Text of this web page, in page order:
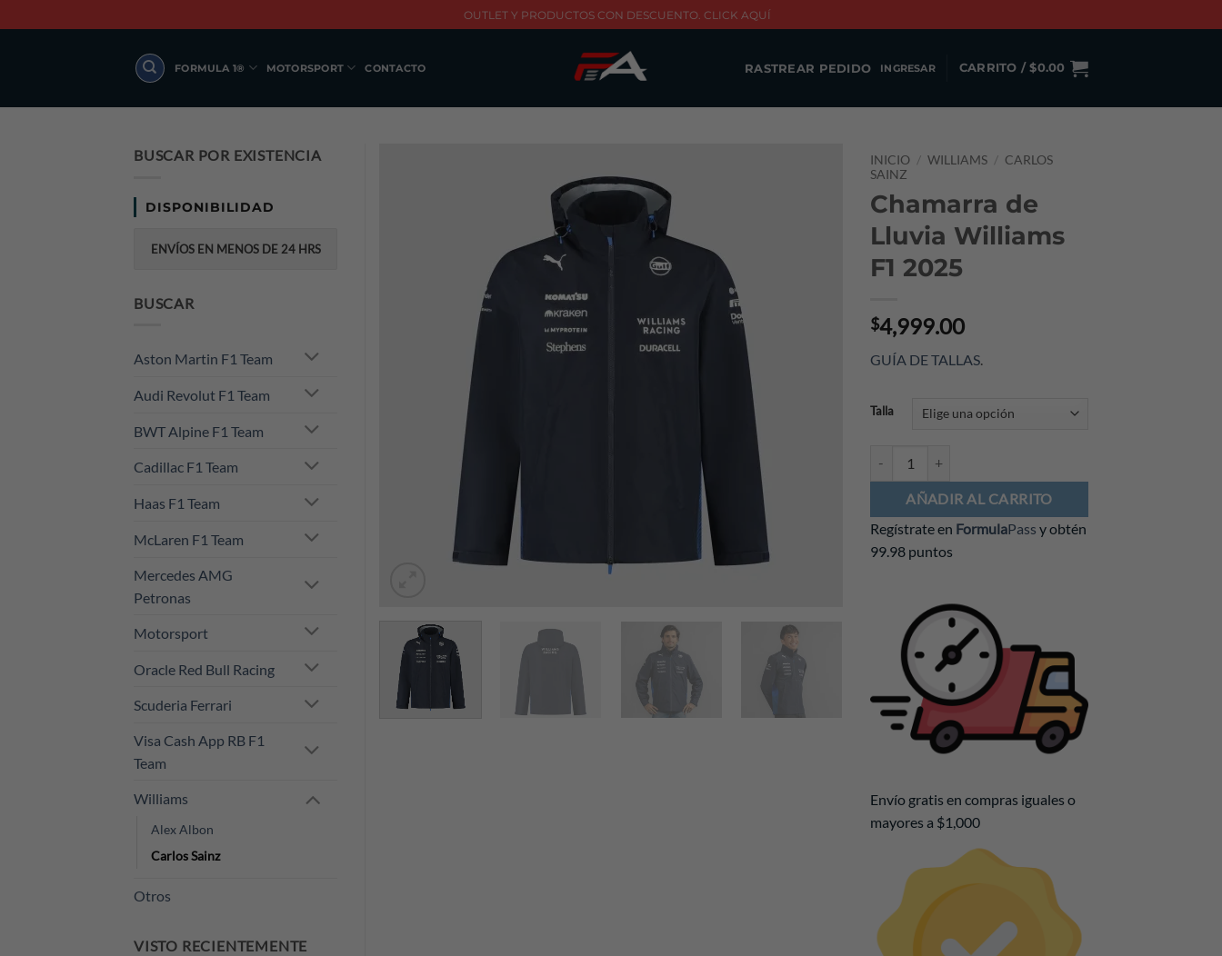
to
OUTLET Y PRODUCTOS CON DESCUENTO. CLICK AQUÍ
FORMULA 1® MOTORSPORT CONTACTO RASTREAR PEDIDO INGRESAR CARRITO /$0.00
INICIO / WILLIAMS / CARLOS
SAINZ
Chamarra de
Lluvia Williams
F1 2025
$4,999.00
GUÍA DE TALLAS
Talla
AÑADIR AL CARRITO
Regístrate en FormulaPass y obtén
99.98 puntos
Envío gratis en compras iguales o
mayores a $1,000
BUSCAR POR EXISTENCIA
DISPONIBILIDAD
ENVÍOS EN MENOS DE 24 HRS
BUSCAR
Aston Martin F1 Team
Audi Revolut F1 Team
BWT Alpine F1 Team
Cadillac F1 Team
Haas F1 Team
McLaren F1 Team
Mercedes AMG
Petronas
Motorsport
Oracle Red Bull Racing
Scuderia Ferrari
Visa Cash App RB F1
Team
Williams
Alex Albon
Carlos Sainz
Otros
VISTO RECIENTEMENTE